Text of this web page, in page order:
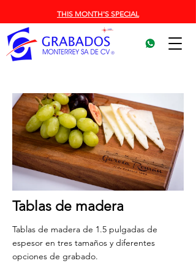
THIS MONTH'S SPECIAL
Tablas de madera
Tablas de madera de 1.5 pulgadas de
espesor en tres tamaños y diferentes
opciones de grabado.